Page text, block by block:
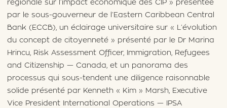
régionale sur l’impact économique des CIP » présentée
par le sous-gouverneur de l’Eastern Caribbean Central
Bank (ECCB), un éclairage universitaire sur « L’évolution
du concept de citoyenneté » présenté par le Dr Marina
Hrincu, Risk Assessment Officer, Immigration, Refugees
and Citizenship — Canada, et un panorama des
processus qui sous-tendent une diligence raisonnable
solide présenté par Kenneth « Kim » Marsh, Executive
Vice President International Operations — IPSA